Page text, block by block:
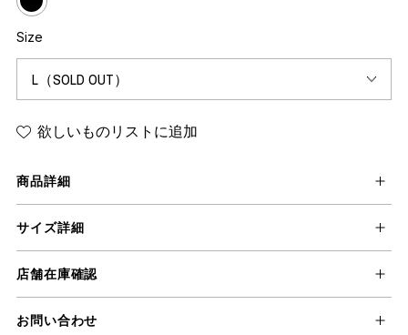
Size
欲しいものリストに追加
商品詳細
サイズ詳細
店舗在庫確認
お問い合わせ